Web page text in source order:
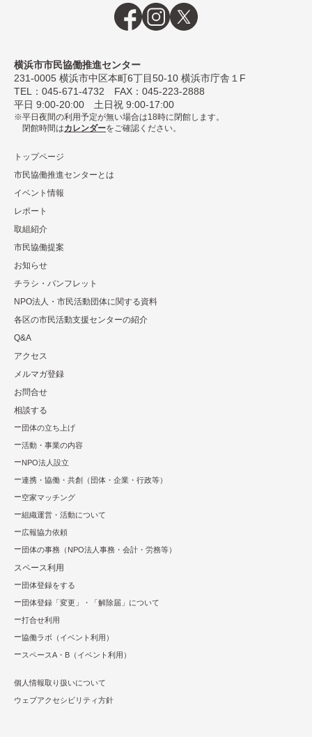
横浜市市民協働推進センター
231-0005 横浜市中区本町6丁⽬50-10 横浜市庁舎１F
TEL： 045-671-4732 FAX：045-223-2888
平⽇ 9:00-20:00 ⼟⽇祝 9:00-17:00
平日夜間の利用予定が無い場合は18時に閉館します。
閉館時間はカレンダーをご確認ください。
トップページ
市民協働推進センターとは
イベント情報
レポート
取組紹介
市⺠協働提案
お知らせ
チラシ・パンフレット
NPO法⼈・市⺠活動団体に関する資料
各区の市⺠活動⽀援センターの紹介
Q&A
アクセス
メルマガ登録
お問合せ
相談する
団体の立ち上げ
活動・事業の内容
NPO法⼈設⽴
連携・協働・共創（団体・企業・⾏政等）
空家マッチング
組織運営・活動について
広報協⼒依頼
団体の事務（NPO法人事務・会計・労務等）
スペース利用
団体登録をする
団体登録「変更」・「解除届」について
打合せ利用
協働ラボ（イベント利⽤）
スペースA・B（イベント利⽤）
個人情報取り扱いについて
ウェブアクセシビリティ方針